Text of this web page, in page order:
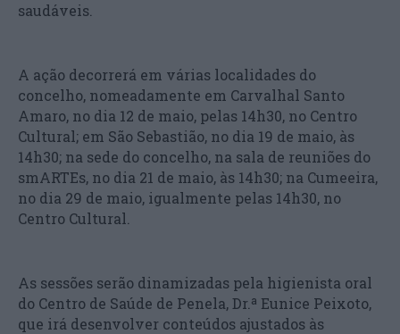
saudáveis.
A ação decorrerá em várias localidades do
concelho, nomeadamente em Carvalhal Santo
Amaro, no dia 12 de maio, pelas 14h30, no Centro
Cultural; em São Sebastião, no dia 19 de maio, às
14h30; na sede do concelho, na sala de reuniões do
smARTEs, no dia 21 de maio, às 14h30; na Cumeeira,
no dia 29 de maio, igualmente pelas 14h30, no
Centro Cultural.
As sessões serão dinamizadas pela higienista oral
do Centro de Saúde de Penela, Dr.ª Eunice Peixoto,
que irá desenvolver conteúdos ajustados às